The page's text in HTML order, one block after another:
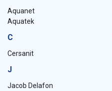
Aquanet
Aquatek
C
Cersanit
J
Jacob Delafon